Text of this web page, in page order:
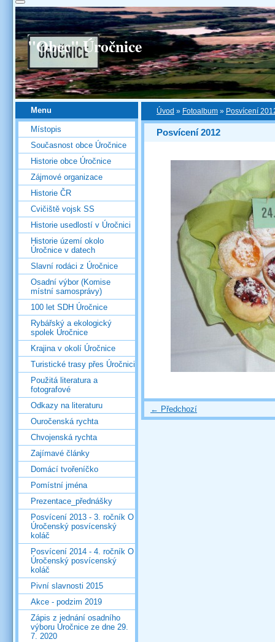
"Obec" Úročnice
Úvod » Fotoalbum » Posvícení
Posvícení 2012
← Předchozí
Menu
Místopis
Současnost obce Úročnice
Historie obce Úročnice
Zájmové organizace
Historie ČR
Cvičiště vojsk SS
Historie usedlostí v Úročnici
Historie území okolo
Úročnice v datech
Slavní rodáci z Úročnice
Osadní výbor (Komise
místní samosprávy)
100 let SDH Úročnice
Rybářský a ekologický
spolek Úročnice
Krajina v okolí Úročnice
Turistické trasy přes Úročnici
Použitá literatura a
fotografové
Odkazy na literaturu
Ouročenská rychta
Chvojenská rychta
Zajímavé články
Domácí tvořeníčko
Pomístní jména
Prezentace_přednášky
Posvícení 2013 - 3. ročník O
Úročenský posvícenský
koláč
Posvícení 2014 - 4. ročník O
Úročenský posvícenský
koláč
Pivní slavnosti 2015
Akce - podzim 2019
Zápis z jednání osadního
výboru Úročnice ze dne 29.
7. 2020